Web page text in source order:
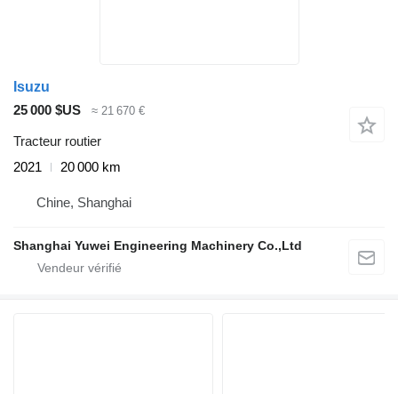
Isuzu
25 000 $US
≈ 21 670 €
Tracteur routier
2021
20 000 km
Chine, Shanghai
Shanghai Yuwei Engineering Machinery Co.,Ltd